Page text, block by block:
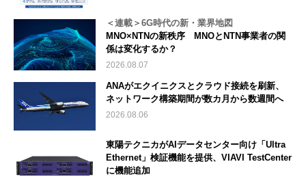
＜連載＞6G時代の新・業界地図
MNO×NTNの新秩序 MNOとNTN事業者の関
係は変化するか？
2026.08.07
ANAがエクイニクスとクラウド接続を刷新、
ネットワーク構築期間が数カ月から数週間へ
2026.08.06
東陽テクニカがAIデータセンター向け「Ultra
Ethernet」検証機能を提供、VIAVI TestCenter
に機能追加